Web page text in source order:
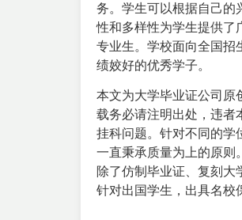
务。学生可以根据自己的
性和多样性为学生提供了
专业生。学校面向全国招
绩姣好的优秀学子。
本文为大学毕业证公司原
载务必请注明出处，违者
挂科问题。针对不同的学
一直秉承质量为上的原则
除了仿制毕业证、复刻
针对出国学生，出具名校